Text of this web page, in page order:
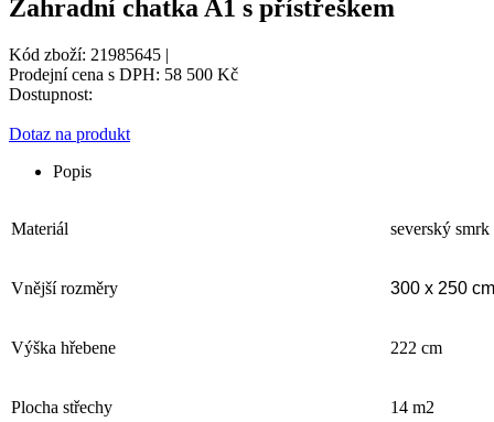
Zahradní chatka A1 s přístřeškem
Kód zboží: 21985645 |
Prodejní cena s DPH: 58 500 Kč
Dostupnost:
Dotaz na produkt
Popis
Materiál severský smrk
Vnější rozměry 300 x 250 cm
Výška hřebene 222 cm
Plocha střechy 14 m2